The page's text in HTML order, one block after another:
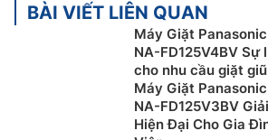
BÀI VIẾT LIÊN QUAN
Máy Giặt
NA-FD125V4BV Sự
cho nhu cầu giặt
Máy Giặt
NA-FD125V3BV
Hiện Đại Cho Gia